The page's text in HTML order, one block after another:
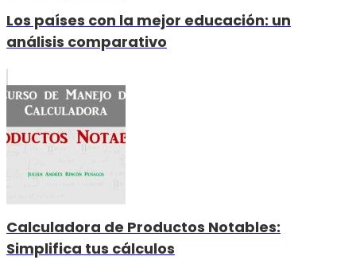
Los países con la mejor educación: un
análisis comparativo
Calculadora de Productos Notables:
Simplifica tus cálculos